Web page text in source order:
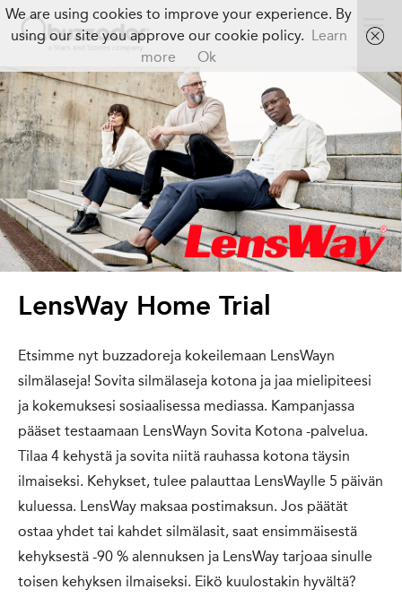
LensWay Home Trial
Etsimme nyt buzzadoreja kokeilemaan LensWayn
silmälaseja! Sovita silmälaseja kotona ja jaa mielipiteesi
ja kokemuksesi sosiaalisessa mediassa. Kampanjassa
pääset testaamaan LensWayn Sovita Kotona -palvelua.
Tilaa 4 kehystä ja sovita niitä rauhassa kotona täysin
ilmaiseksi. Kehykset, tulee palauttaa LensWaylle 5 päivän
kuluessa. LensWay maksaa postimaksun. Jos päätät
ostaa yhdet tai kahdet silmälasit, saat ensimmäisestä
kehyksestä -90 % alennuksen ja LensWay tarjoaa sinulle
toisen kehyksen ilmaiseksi. Eikö kuulostakin hyvältä?
We are using cookies to improve your experience. By
using our site you approve our cookie policy. Learn
more
Ok